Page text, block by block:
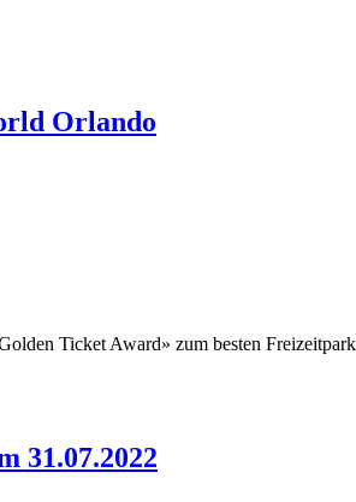
Orlando
Ticket Award» zum besten
31.07.2022